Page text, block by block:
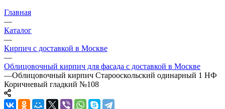
Главная
—
Каталог
—
Кирпич с доставкой в Москве
—
Облицовочный кирпич для фасада с доставкой в Москве
—Облицовочный кирпич Старооскольский одинарный 1 НФ
Коричневый гладкий №108